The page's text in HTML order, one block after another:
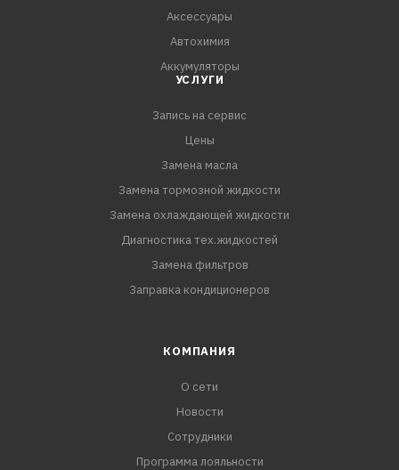
Аксессуары
Автохимия
Аккумуляторы
УСЛУГИ
Запись на сервис
Цены
Замена масла
Замена тормозной жидкости
Замена охлаждающей жидкости
Диагностика тех.жидкостей
Замена фильтров
Заправка кондиционеров
КОМПАНИЯ
О сети
Новости
Сотрудники
Программа лояльности